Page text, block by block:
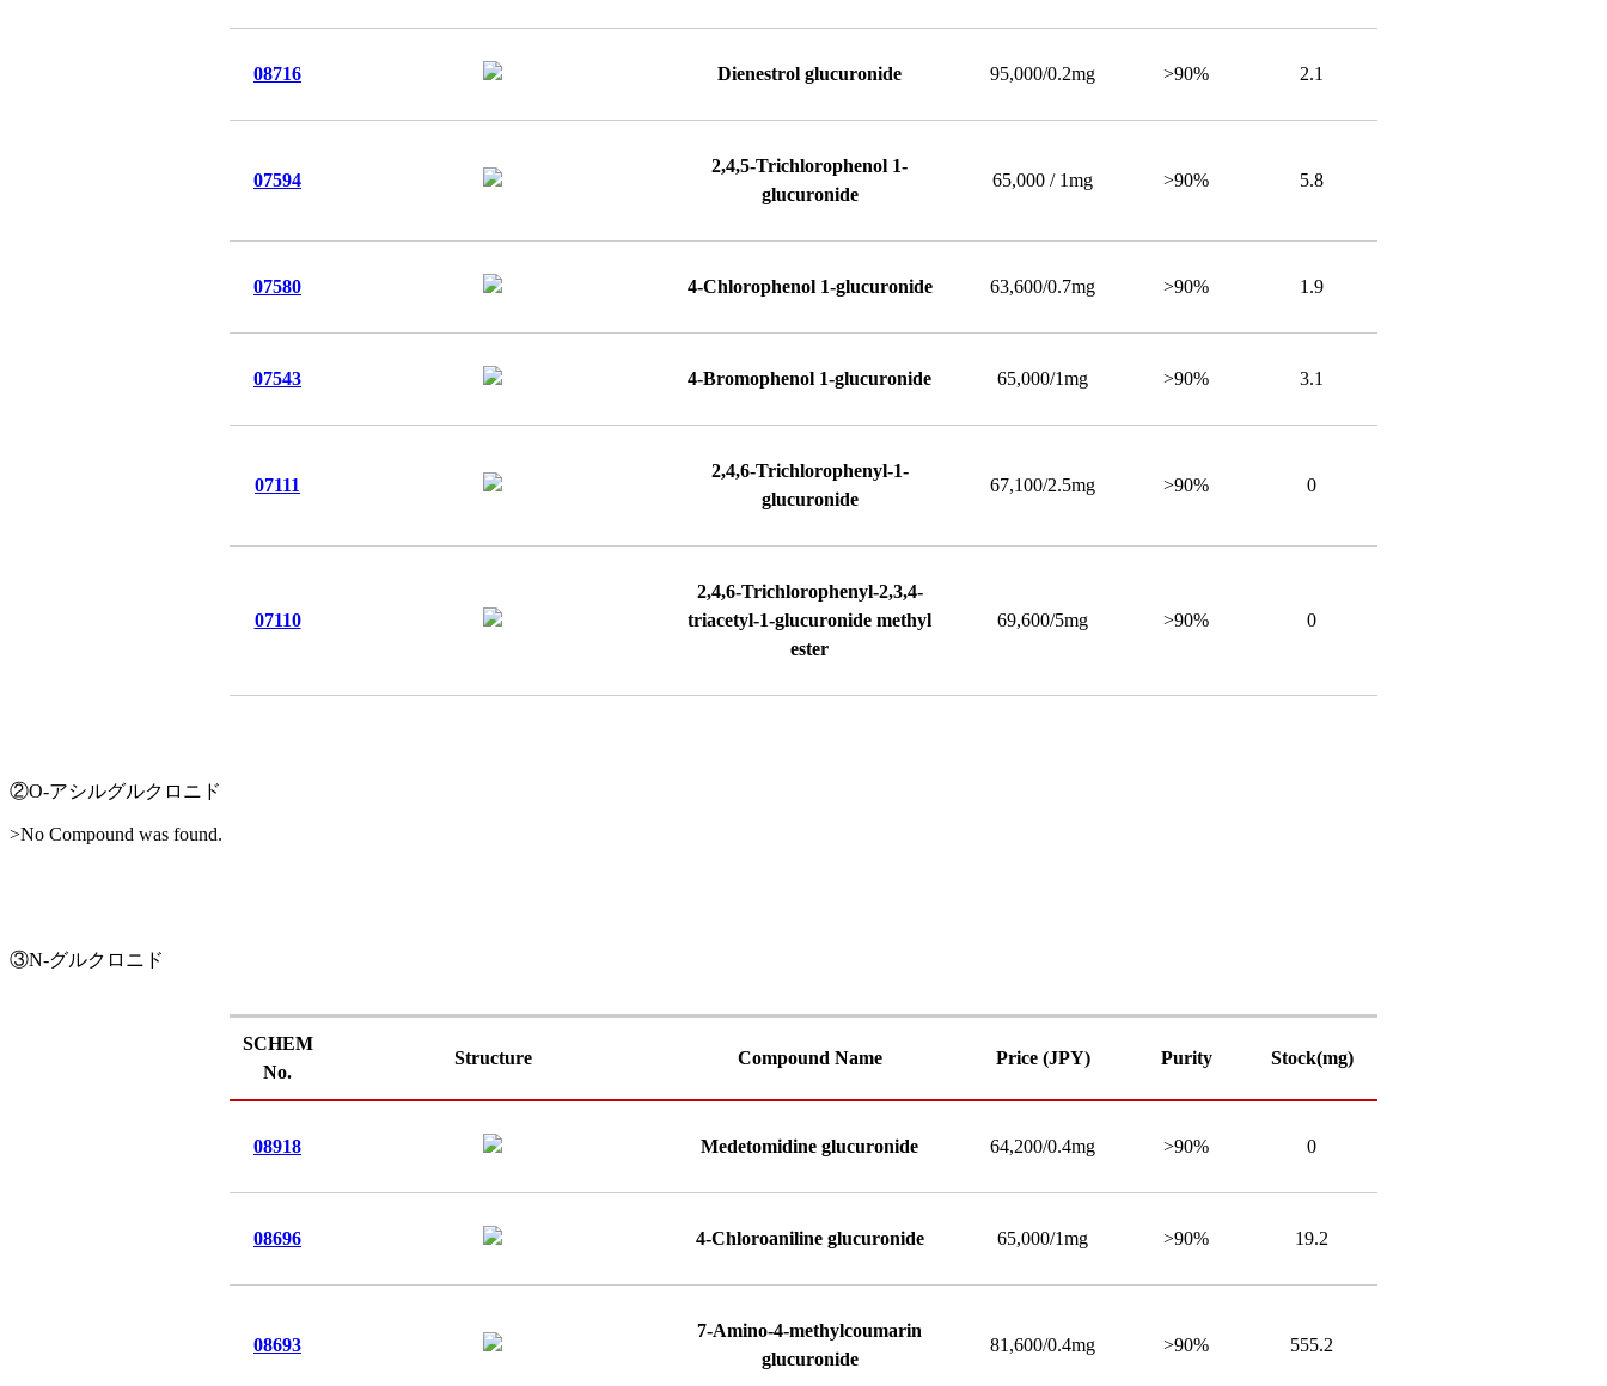
08716 Dienestrol glucuronide 95,000/0.2mg >90% 2.1
07594
2,4,5-Trichlorophenol 1-
glucuronide
65,000 / 1mg >90% 5.8
07580 4-Chlorophenol 1-glucuronide 63,600/0.7mg >90% 1.9
07543 4-Bromophenol 1-glucuronide 65,000/1mg >90% 3.1
07111
2,4,6-Trichlorophenyl-1-
glucuronide
67,100/2.5mg >90% 0
07110
2,4,6-Trichlorophenyl-2,3,4-
triacetyl-1-glucuronide methyl
ester
69,600/5mg >90% 0
②O-アシルグルクロニド
>No Compound was found.
③N-グルクロニド
SCHEM
No.
Structure Compound Name Price (JPY) Purity Stock(mg)
08918 Medetomidine glucuronide 64,200/0.4mg >90% 0
08696 4-Chloroaniline glucuronide 65,000/1mg >90% 19.2
08693
7-Amino-4-methylcoumarin
glucuronide
81,600/0.4mg >90% 555.2